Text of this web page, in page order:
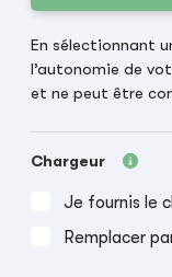
En sélectionnant
l’autonomie de
et ne peut être
Chargeur
Je fournis le
Remplacer